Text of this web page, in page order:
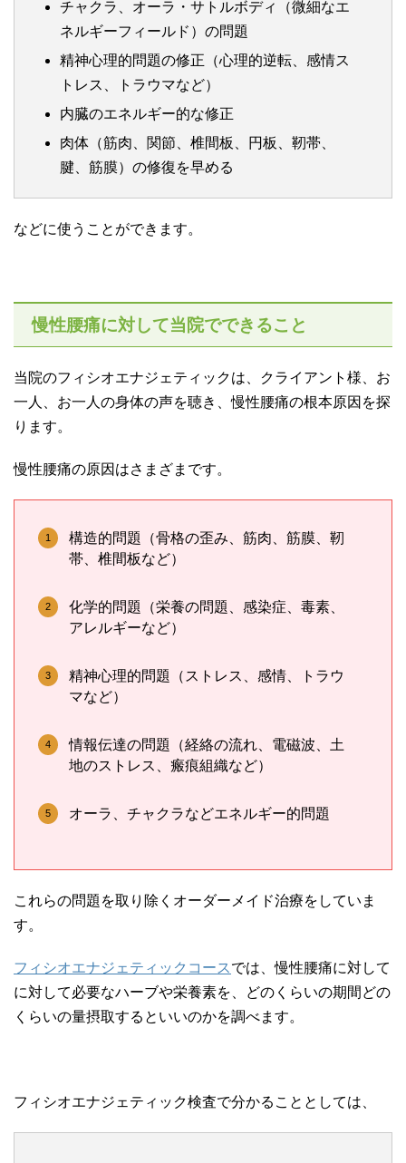
チャクラ、オーラ・サトルボディ（微細なエ
ネルギーフィールド）の問題
精神心理的問題の修正（心理的逆転、感情ス
トレス、トラウマなど）
内臓のエネルギー的な修正
肉体（筋肉、関節、椎間板、円板、靭帯、
腱、筋膜）の修復を早める
などに使うことができます。
慢性腰痛に対して当院でできること
当院のフィシオエナジェティックは、クライアント様、お
一人、お一人の身体の声を聴き、慢性腰痛の根本原因を探
ります。
慢性腰痛の原因はさまざまです。
構造的問題（骨格の歪み、筋肉、筋膜、靭
帯、椎間板など）
化学的問題（栄養の問題、感染症、毒素、
アレルギーなど）
精神心理的問題（ストレス、感情、トラウ
マなど）
情報伝達の問題（経絡の流れ、電磁波、土
地のストレス、瘢痕組織など）
オーラ、チャクラなどエネルギー的問題
これらの問題を取り除くオーダーメイド治療をしていま
す。
フィシオエナジェティックコース では、慢性腰痛に対して
に対して必要なハーブや栄養素を、どのくらいの期間どの
くらいの量摂取するといいのかを調べます。
フィシオエナジェティック検査で分かることとしては、